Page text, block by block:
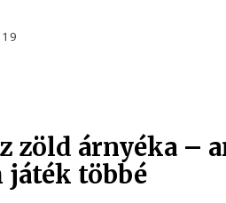
zöld árnyéka –
játék többé